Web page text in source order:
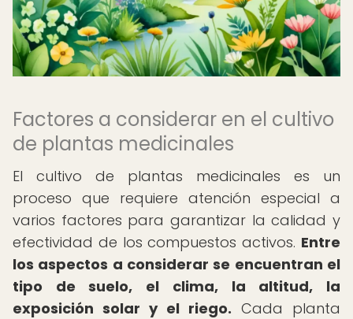
Factores a considerar en el cultivo
de plantas medicinales
El cultivo de plantas medicinales es un
proceso que requiere atención especial a
varios factores para garantizar la calidad y
efectividad de los compuestos activos. Entre
los aspectos a considerar se encuentran el
tipo de suelo, el clima, la altitud, la
exposición solar y el riego. Cada planta